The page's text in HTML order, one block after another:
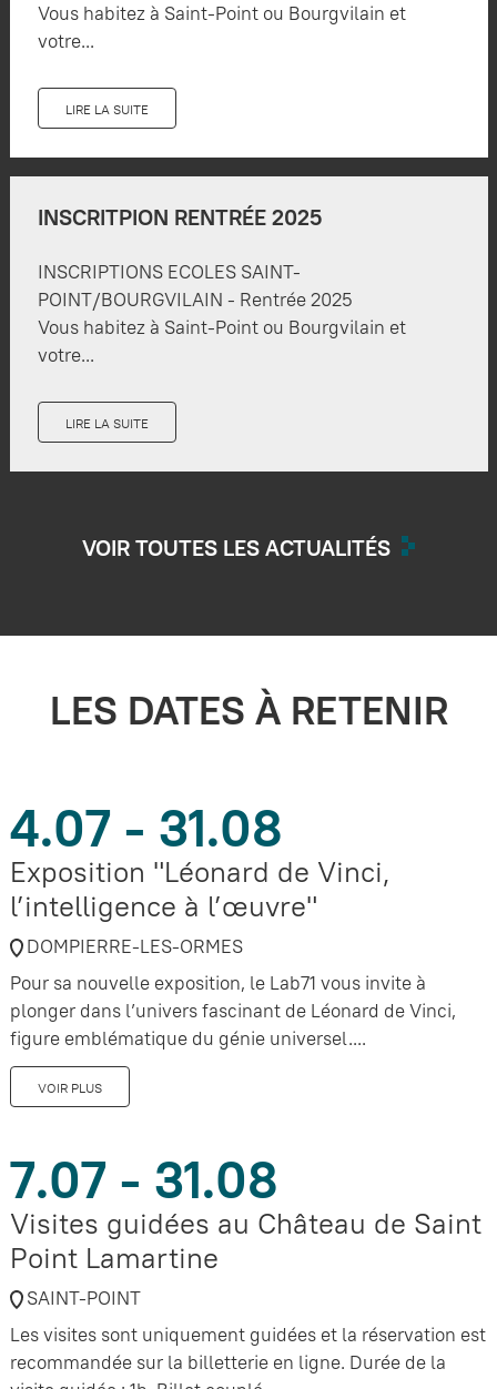
Vous habitez à Saint-Point ou Bourgvilain et
votre...
LIRE LA SUITE
INSCRITPION RENTRÉE 2025
INSCRIPTIONS ECOLES SAINT-
POINT/BOURGVILAIN - Rentrée 2025
Vous habitez à Saint-Point ou Bourgvilain et
votre...
LIRE LA SUITE
VOIR TOUTES LES ACTUALITÉS
LES DATES À RETENIR
4.07 - 31.08
Exposition "Léonard de Vinci,
l’intelligence à l’œuvre"
DOMPIERRE-LES-ORMES
Pour sa nouvelle exposition, le Lab71 vous invite à
plonger dans l’univers fascinant de Léonard de Vinci,
figure emblématique du génie universel....
VOIR PLUS
7.07 - 31.08
Visites guidées au Château de Saint
Point Lamartine
SAINT-POINT
Les visites sont uniquement guidées et la réservation est
recommandée sur la billetterie en ligne. Durée de la